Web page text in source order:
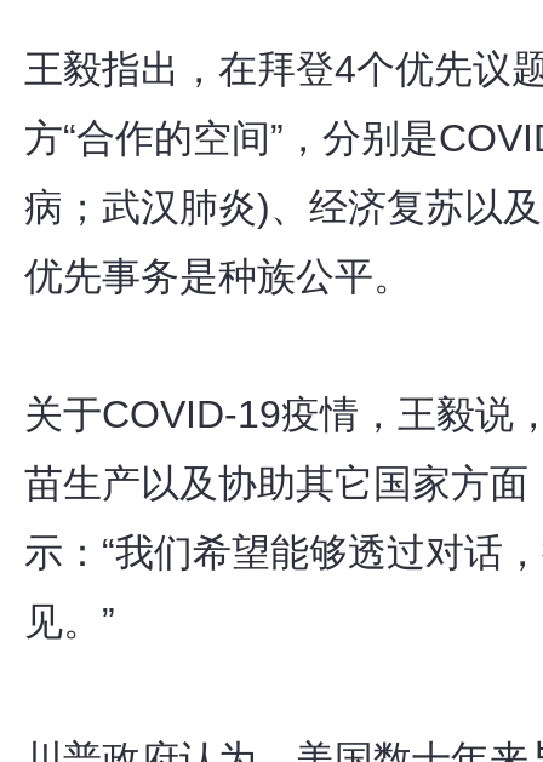
王毅指出，在拜登4个优先议
方“合作的空间”，分别是
病；武汉肺炎)、经济复苏以
优先事务是种族公平。
关于COVID-19疫情，王毅说
苗生产以及协助其它国家方
示：“我们希望能够透过对话
见。”